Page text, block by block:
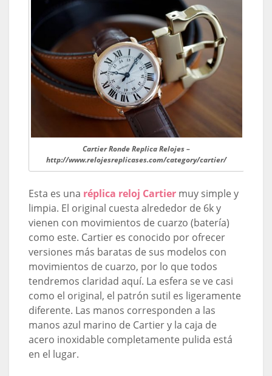
Cartier Ronde Replica Relojes –
http://www.relojesreplicases.com/category/cartier/
Esta es una réplica reloj Cartiermuy simple y
limpia. El original cuesta alrededor de 6k y
vienen con movimientos de cuarzo (batería)
como este. Cartier es conocido por ofrecer
versiones más baratas de sus modelos con
movimientos de cuarzo, por lo que todos
tendremos claridad aquí. La esfera se ve casi
como el original, el patrón sutil es ligeramente
diferente. Las manos corresponden a las
manos azul marino de Cartier y la caja de
acero inoxidable completamente pulida está
en el lugar.